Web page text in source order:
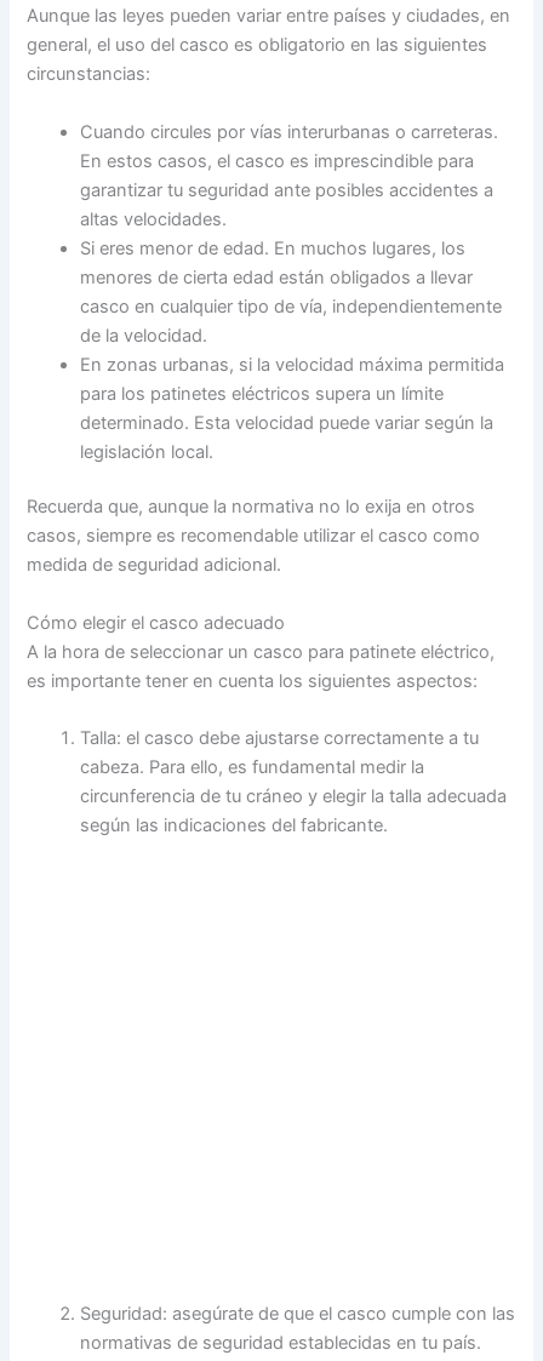
Aunque las leyes pueden variar entre países y ciudades, en
general, el uso del casco es obligatorio en las siguientes
circunstancias:
Cuando circules por vías interurbanas o carreteras.
En estos casos, el casco es imprescindible para
garantizar tu seguridad ante posibles accidentes a
altas velocidades.
Si eres menor de edad. En muchos lugares, los
menores de cierta edad están obligados a llevar
casco en cualquier tipo de vía, independientemente
de la velocidad.
En zonas urbanas, si la velocidad máxima permitida
para los patinetes eléctricos supera un límite
determinado. Esta velocidad puede variar según la
legislación local.
Recuerda que, aunque la normativa no lo exija en otros
casos, siempre es recomendable utilizar el casco como
medida de seguridad adicional.
Cómo elegir el casco adecuado
A la hora de seleccionar un casco para patinete eléctrico,
es importante tener en cuenta los siguientes aspectos:
Talla: el casco debe ajustarse correctamente a tu
cabeza. Para ello, es fundamental medir la
circunferencia de tu cráneo y elegir la talla adecuada
según las indicaciones del fabricante.
Seguridad: asegúrate de que el casco cumple con las
normativas de seguridad establecidas en tu país.